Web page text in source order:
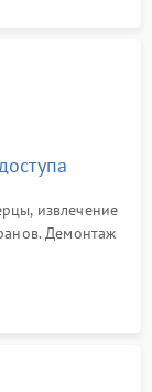
извлечение
Демонтаж
доступа к